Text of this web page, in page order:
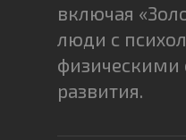
включая
люди с
физическими
развития.